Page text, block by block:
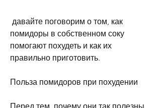
помидоры в собственном соку
помогают похудеть и как их
правильно приготовить.
Польза помидоров при похудении